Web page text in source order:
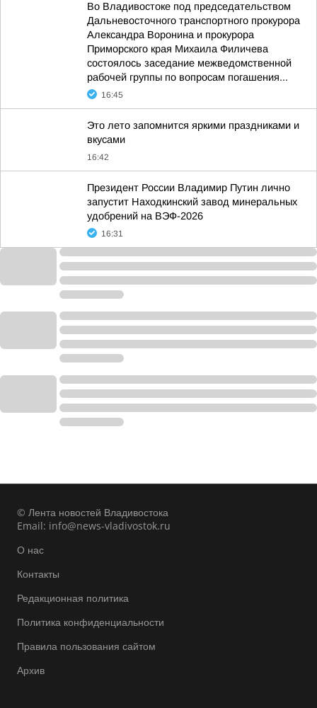
Во Владивостоке под председательством
Дальневосточного транспортного прокурора
Александра Воронина и прокурора
Приморского края Михаила Филичева
состоялось заседание межведомственной
рабочей группы по вопросам погашения...
16:45
Это лето запомнится яркими праздниками и
вкусами
16:42
Президент России Владимир Путин лично
запустит Находкинский завод минеральных
удобрений на ВЭФ-2026
16:31
© Лента новостей Владивостока
Email: info@news-vladivostok.ru
О нас
Контакты
Редакционная политика
Политика конфиденциальности
Правила пользования сайтом
Архив